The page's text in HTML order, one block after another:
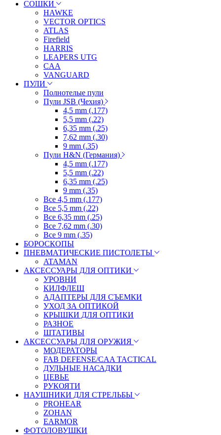
СОШКИ
HAWKE
VECTOR OPTICS
ATLAS
Firefield
HARRIS
LEAPERS UTG
CAA
VANGUARD
ПУЛИ
Полнотелые пули
Пули JSB (Чехия)
4,5 mm (.177)
5,5 mm (.22)
6,35 mm (.25)
7,62 mm (.30)
9 mm (.35)
Пули H&N (Германия)
4,5 mm (.177)
5,5 mm (.22)
6,35 mm (.25)
9 mm (.35)
Все 4,5 mm (.177)
Все 5,5 mm (.22)
Все 6,35 mm (.25)
Все 7,62 mm (.30)
Все 9 mm (.35)
БОРОСКОПЫ
ПНЕВМАТИЧЕСКИЕ ПИСТОЛЕТЫ
ATAMAN
АКСЕССУАРЫ ДЛЯ ОПТИКИ
УРОВНИ
КИЛФЛЕШ
АДАПТЕРЫ ДЛЯ СЪЕМКИ
УХОД ЗА ОПТИКОЙ
КРЫШКИ ДЛЯ ОПТИКИ
РАЗНОЕ
ШТАТИВЫ
АКСЕССУАРЫ ДЛЯ ОРУЖИЯ
МОДЕРАТОРЫ
FAB DEFENSE/CAA TACTICAL
ДУЛЬНЫЕ НАСАДКИ
ЦЕВЬЕ
РУКОЯТИ
НАУШНИКИ ДЛЯ СТРЕЛЬБЫ
PROHEAR
ZOHAN
EARMOR
ФОТОЛОВУШКИ